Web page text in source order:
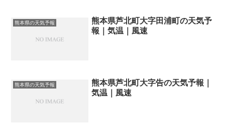
熊本県の天気予報
熊本県芦北町大字田浦町の天気予
報｜気温｜風速
熊本県の天気予報
熊本県芦北町大字告の天気予報｜
気温｜風速